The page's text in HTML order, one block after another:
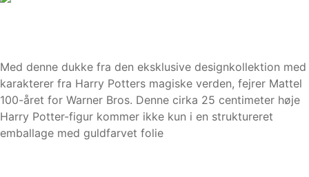
Med denne dukke fra den eksklusive designkollektion med
karakterer fra Harry Potters magiske verden, fejrer Mattel
100-året for Warner Bros. Denne cirka 25 centimeter høje
Harry Potter-figur kommer ikke kun i en struktureret
emballage med guldfarvet folie